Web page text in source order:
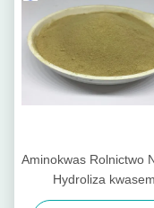
Aminokwas Rolnictwo
Hydroliza kwasem
siarkowym bez chloru